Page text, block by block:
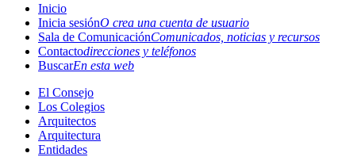
Inicio
Inicia sesiónO crea una cuenta de usuario
Sala de ComunicaciónComunicados, noticias y recursos
Contactodirecciones y teléfonos
BuscarEn esta web
El Consejo
Los Colegios
Arquitectos
Arquitectura
Entidades